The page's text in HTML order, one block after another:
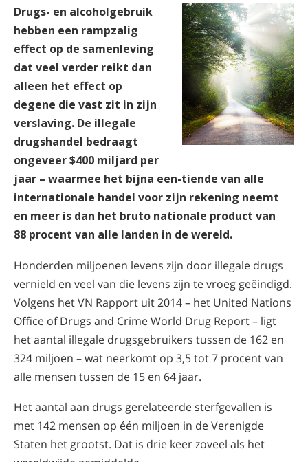
Drugs- en alcoholgebruik
hebben een rampzalig
effect op de samenleving
dat veel verder reikt dan
alleen het effect op
degene die vast zit in zijn
verslaving. De illegale
drugshandel bedraagt
ongeveer $400 miljard per
jaar – waarmee het bijna een-tiende van alle
internationale handel voor zijn rekening neemt
en meer is dan het bruto nationale product van
88 procent van alle landen in de wereld.
Honderden miljoenen levens zijn door illegale drugs
vernield en veel van die levens zijn te vroeg geëindigd.
Volgens het VN Rapport uit 2014 – het United Nations
Office of Drugs and Crime World Drug Report – ligt
het aantal illegale drugsgebruikers tussen de 162 en
324 miljoen – wat neerkomt op 3,5 tot 7 procent van
alle mensen tussen de 15 en 64 jaar.
Het aantal aan drugs gerelateerde sterfgevallen is
met 142 mensen op één miljoen in de Verenigde
Staten het grootst. Dat is drie keer zoveel als het